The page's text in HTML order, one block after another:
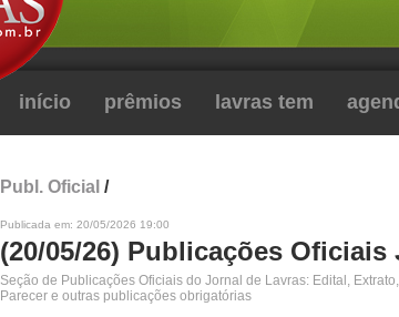
início prêmios lavras tem
Publ. Oficial /
Publicada em: 20/05/2026 19:00
(20/05/26) Publicações
Seção de Publicações Oficiais do Jornal de Lavras: Edital,
Parecer e outras publicações obrigatórias